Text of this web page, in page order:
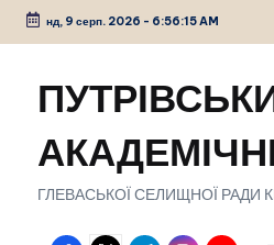
Перейти
нд, 9 серп. 2026 - 6:56:16 AM
ГЛЕВАСЬКОЇ СЕЛИЩНОЇ РАДИ